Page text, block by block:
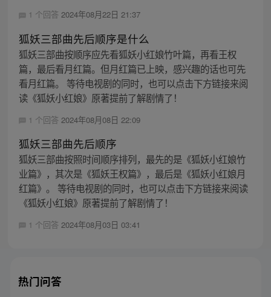
1 个回答 2024年08月22日 21:37
狐妖三部曲先后顺序是什么
狐妖三部曲按顺序应先看狐妖小红娘竹叶篇，再看王权
篇，最后看月红篇。但月红篇已上映，感兴趣的话也可先
看月红篇。 等待电视剧的同时，也可以点击下方链接来阅
读《狐妖小红娘》原著提前了解剧情了！
1 个回答 2024年08月08日 22:09
狐妖三部曲先后顺序
狐妖三部曲按照时间顺序排列，最先的是《狐妖小红娘竹
业篇》，其次是《狐妖王权篇》，最后是《狐妖小红娘月
红篇》。 等待电视剧的同时，也可以点击下方链接来阅读
《狐妖小红娘》原著提前了解剧情了！
1 个回答 2024年08月03日 03:41
热门问答